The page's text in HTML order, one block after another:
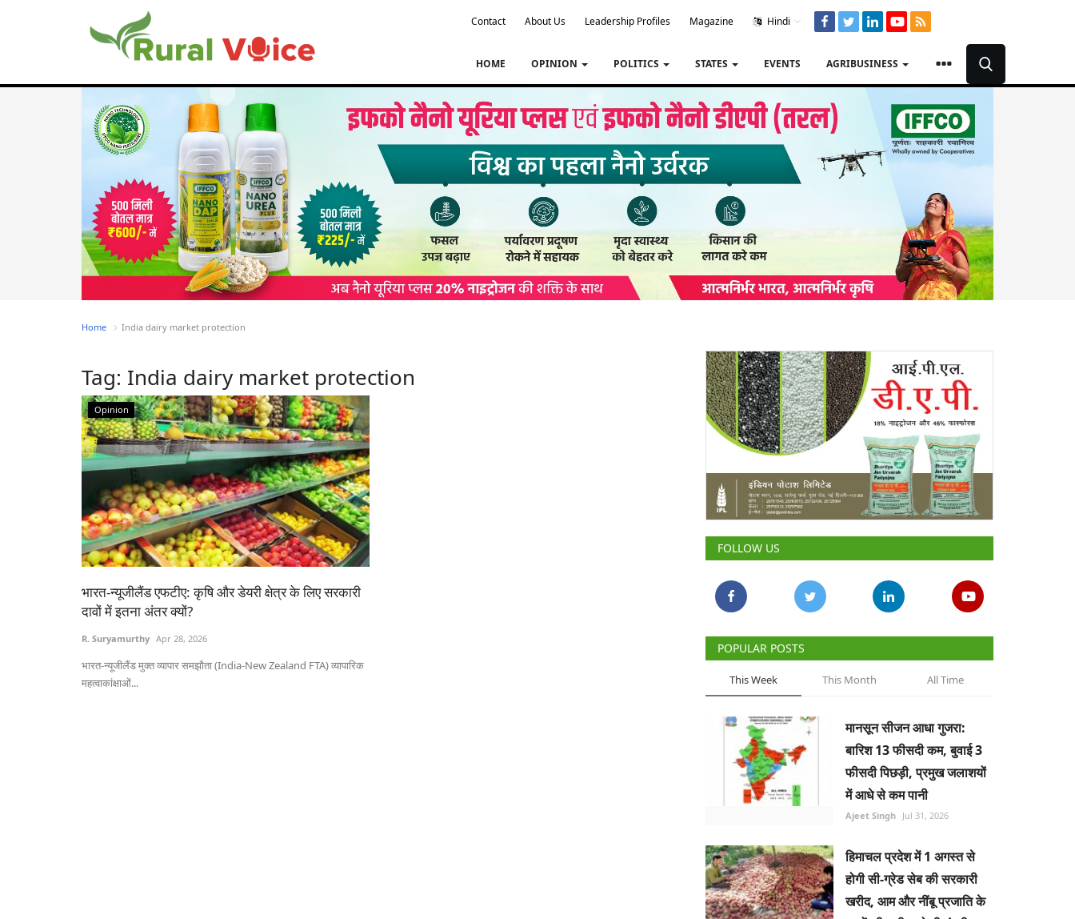
Contact About Us Leadership Profiles Magazine Hindi
HOME OPINION POLITICS STATES EVENTS AGRIBUSINESS
Home India dairy market protection
Tag: India dairy market protection
Opinion
भारत-न्यूजीलैंड एफटीए: कृषि और डेयरी क्षेत्र के लिए सरकारी
दावों में इतना अंतर क्यों?
R. Suryamurthy Apr 28, 2026
भारत-न्यूजीलैंड मुक्त व्यापार समझौता (India-New Zealand FTA) व्यापारिक
महत्वाकांक्षाओं...
FOLLOW US
POPULAR POSTS
This Week This Month All Time
मानसून सीजन आधा गुजरा:
बारिश 13 फीसदी कम, बुवाई 3
फीसदी पिछड़ी, प्रमुख जलाशयों
में आधे से कम पानी
Ajeet Singh Jul 31, 2026
हिमाचल प्रदेश में 1 अगस्त से
होगी सी-ग्रेड सेब की सरकारी
खरीद, आम और नींबू प्रजाति के